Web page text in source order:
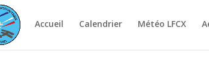
Accueil Calendrier Météo LFCX